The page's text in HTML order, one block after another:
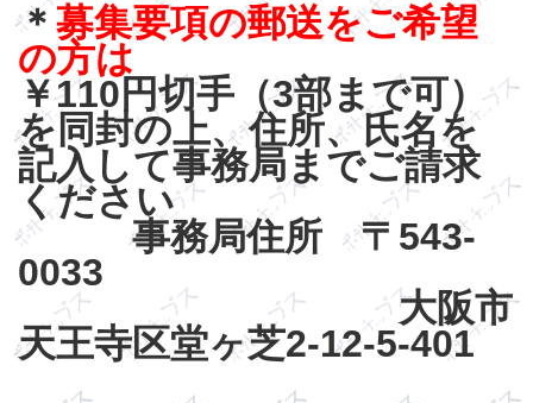
＊ 募集要項の郵送をご希望
の方は
￥110円切手（3部まで可）
を同封の上、住所、氏名を
記入して事務局までご請求
ください
事務局住所 〒543-
0033
大阪市
天王寺区堂ヶ芝2‐12‐5‐401